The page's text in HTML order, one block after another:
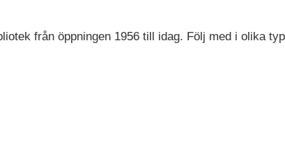
från öppningen 1956 till idag. Följ med i olika